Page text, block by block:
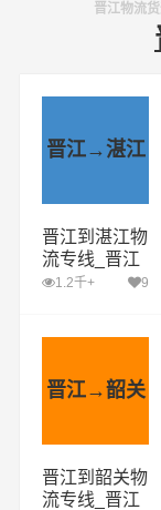
晋江物流
晋江→湛江
晋江到湛江物
流专线_晋江
到湛江货运公
1.2千+ 9
晋江→韶关
晋江到韶关物
流专线_晋江